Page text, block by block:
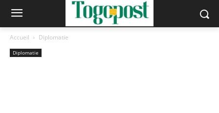
Accueil Diplomatie
Diplomatie